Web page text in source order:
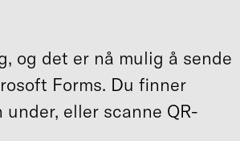
og det er nå mulig å sende
Forms. Du finner
eller scanne QR-